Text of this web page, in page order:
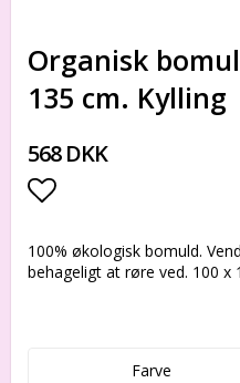
Organisk
135 cm. Kylling
568 DKK
Add to list of
100% økologisk bomuld.
behageligt at røre ved. 100 x
Farve